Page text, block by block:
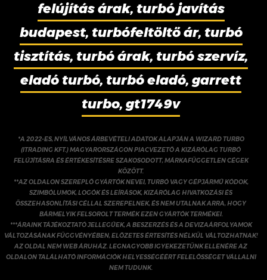
felújítás árak, turbó javítás
budapest, turbófeltöltő ár, turbó
tisztítás, turbó árak, turbó szervíz,
eladó turbó, turbó eladó, garrett
turbo, gt1749v
*A 2022-ES, NYÍLVÁNOS ÁRBEVÉTELI ADATOK ALAPJÁN A WIZARD TURBO
(ITRADING KFT.) MAGYARORSZÁGON PIACVEZETŐ A KIZÁRÓLAG TURBÓ
FELÚJÍTÁSRA ÉS ÉRTÉKESÍTÉSRE SZAKOSODOTT, MÁRKAFÜGGETLEN CÉGEK
KÖZÖTT.
**AZ OLDALON SZEREPLŐ GYÁRTÓK NEVEI, TURBÓ VAGY GÉPJÁRMŰ KÓDOK,
SZIMBÓLUMOK, LOGÓK ÉS LEÍRÁSOK, KIZÁRÓLAG HIVATKOZÁSI ÉS
ÖSSZEHASONLÍTÁSI CÉLLAL SZEREPELNEK, ÉS NEM UTALNAK ARRA, HOGY
BÁRMELYIK FELSOROLT TERMÉK EZEN GYÁRTÓK TERMÉKEI.
***ÁRAINK TÁJÉKOZTATÓ JELLEGŰEK, A BESZERZÉS ÉS A DEVIZAÁRFOLYAMOK
VÁLTOZÁSÁNAK FÜGGVÉNYÉBEN, ELŐZETES ÉRTESÍTÉS NÉLKÜL VÁLTOZHATNAK!
AZ OLDAL NEM WEB ÁRUHÁZ. LEGNAGYOBB IGYEKEZETÜNK ELLENÉRE AZ
OLDALON TALÁLHATÓ INFORMÁCIÓK HELYESSÉGÉÉRT FELELŐSSÉGET VÁLLALNI
NEM TUDUNK.